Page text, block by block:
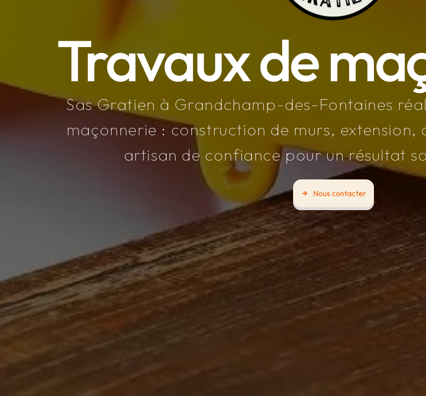
Travaux de
Sas Gratien à Grandchamp-des-Fontaines
maçonnerie : construction de murs,
artisan de confiance pour un résultat
Nous contacter